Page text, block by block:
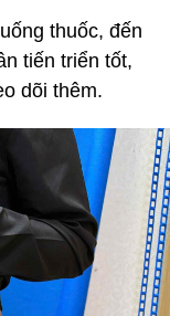
thuốc, đến
tiến triển tốt,
dõi thêm.